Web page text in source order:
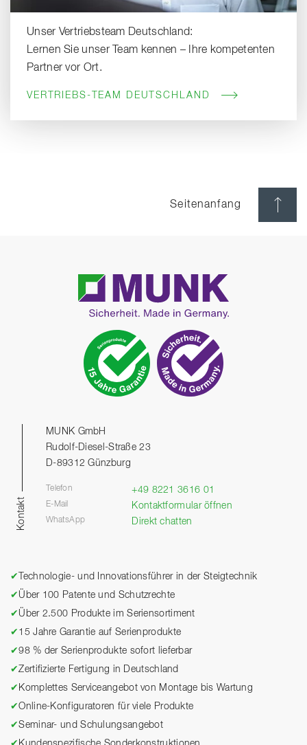
Unser Vertriebsteam Deutschland:
Lernen Sie unser Team kennen – Ihre kompetenten
Partner vor Ort.
VERTRIEBS-TEAM DEUTSCHLAND
Seitenanfang
Kontakt
MUNK GmbH
Rudolf-Diesel-Straße 23
D-89312 Günzburg
Telefon +49 8221 3616 01
E-Mail Kontaktformular öffnen
WhatsApp Direkt chatten
✔
Technologie- und Innovationsführer in der Steigtechnik
✔ Über 100 Patente und Schutzrechte
✔ Über 2.500 Produkte im Seriensortiment
✔ 15 Jahre Garantie auf Serienprodukte
✔98 % der Serienprodukte sofort lieferbar
✔Zertifizierte Fertigung in Deutschland
✔ Komplettes Serviceangebot von Montage bis Wartung
✔Online-Konfiguratoren für viele Produkte
✔Seminar- und Schulungsangebot